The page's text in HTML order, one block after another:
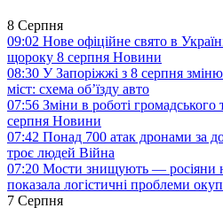
8 Серпня
09:02 Нове офіційне свято в
щороку 8 серпня Новини
08:30 У Запоріжжі з 8 серпня
міст: схема об’їзду авто
07:56 Зміни в роботі
серпня Новини
07:42 Понад 700 атак дронами за
троє людей Війна
07:20 Мости знищують — росіяни
показала логістичні проблеми
7 Серпня